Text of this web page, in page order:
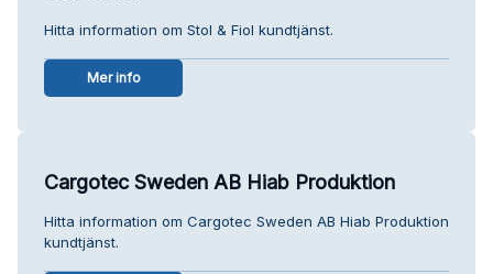
Hitta information om Stol & Fiol kundtjänst.
Mer info
Cargotec Sweden AB Hiab Produktion
Hitta information om Cargotec Sweden AB Hiab Produktion
kundtjänst.